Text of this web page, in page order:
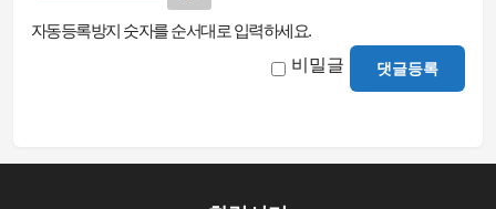
자동등록방지 숫자를 순서대로 입력하세요.
비밀글 댓글등록